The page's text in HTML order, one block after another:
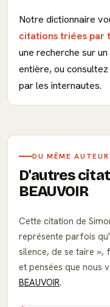
Notre dictionnaire
citations triées par
une recherche sur
entière, ou consultez
par les internautes.
DU MÊME AUTEUR
D'autres
BEAUVOIR
Cette citation de
représente parfois
silence, de se taire
,
et pensées que nous
BEAUVOIR.